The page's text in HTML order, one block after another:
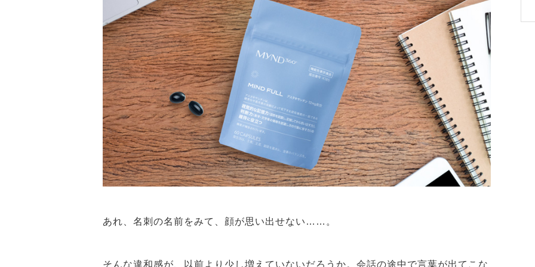
あれ、名刺の名前をみて、顔が思い出せない……。
そんな違和感が、以前より少し増えていないだろうか。会話の途中で言葉が出てこな